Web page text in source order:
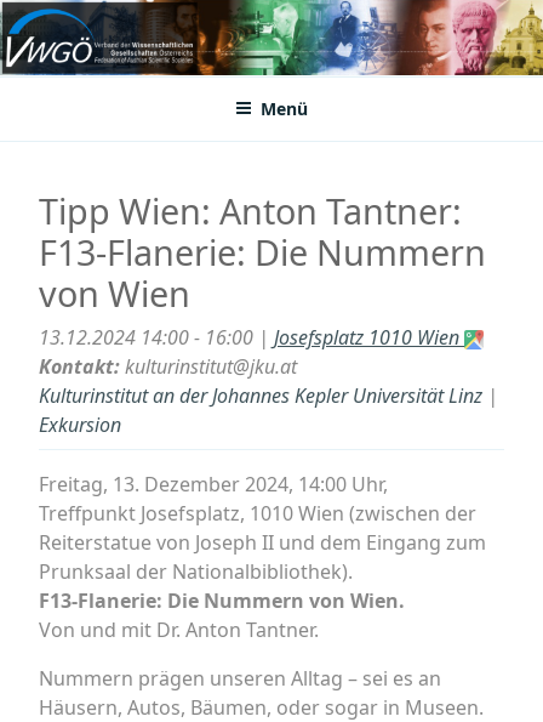
Zum
Inhalt
springenVWGÖ
Federation of Austrian Scientific Societies
Menü
Tipp Wien: Anton Tantner:
F13-Flanerie: Die Nummern
von Wien
13.12.2024 14:00 - 16:00 | Josefsplatz 1010 Wien
Kontakt:kulturinstitut@jku.at
Kulturinstitut an der Johannes Kepler Universität Linz |
Exkursion
Freitag, 13. Dezember 2024, 14:00 Uhr,
Treffpunkt Josefsplatz, 1010 Wien (zwischen der
Reiterstatue von Joseph II und dem Eingang zum
Prunksaal der Nationalbibliothek).
F13-Flanerie: Die Nummern von Wien.
Von und mit Dr. Anton Tantner.
Nummern prägen unseren Alltag – sei es an
Häusern, Autos, Bäumen, oder sogar in Museen.